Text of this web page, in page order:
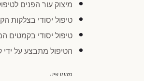
מיצוק עור הפנים
טיפול יסודי בצלקות
טיפול יסודי בקמטים
הטיפול מתבצע על ידי
מזותרפיה